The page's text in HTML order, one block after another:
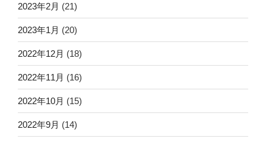
2023年2月 (21)
2023年1月 (20)
2022年12月 (18)
2022年11月 (16)
2022年10月 (15)
2022年9月 (14)